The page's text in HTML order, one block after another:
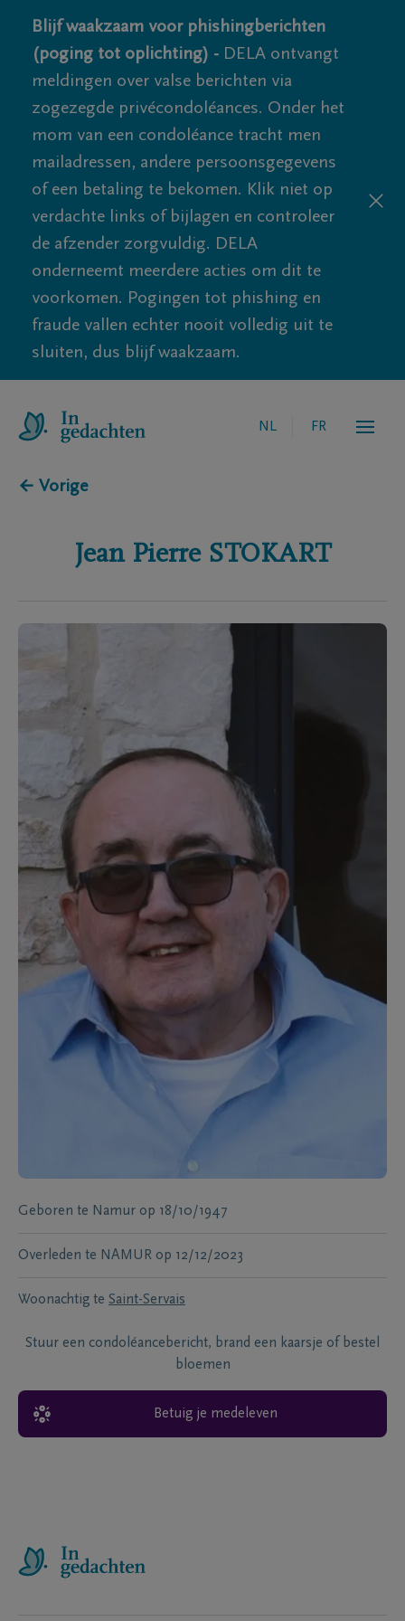
Blijf waakzaam voor phishingberichten
(poging tot oplichting) - DELA ontvangt
meldingen over valse berichten via
zogezegde privécondoléances. Onder het
mom van een condoléance tracht men
mailadressen, andere persoonsgegevens
of een betaling te bekomen. Klik niet op
verdachte links of bijlagen en controleer
de afzender zorgvuldig. DELA
onderneemt meerdere acties om dit te
voorkomen. Pogingen tot phishing en
fraude vallen echter nooit volledig uit te
sluiten, dus blijf waakzaam.
NL FR
← Vorige
Jean Pierre STOKART
Geboren te Namur op 18/10/1947
Overleden te NAMUR op 12/12/2023
Woonachtig te Saint-Servais
Stuur een condoléancebericht, brand een kaarsje of bestel
bloemen
Betuig je medeleven